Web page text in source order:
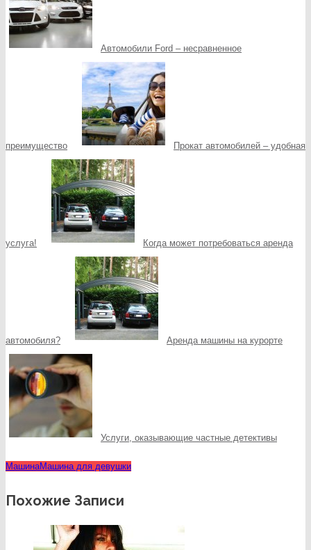
Автомобили Ford – несравненное
преимущество Прокат автомобилей – удобная
услуга! Когда может потребоваться аренда
автомобиля? Аренда машины на курорте
Услуги, оказывающие частные детективы
МашинаМашина для девушки
Похожие Записи